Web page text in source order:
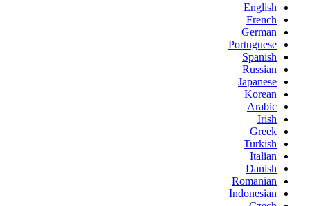
English
French
German
Portuguese
Spanish
Russian
Japanese
Korean
Arabic
Irish
Greek
Turkish
Italian
Danish
Romanian
Indonesian